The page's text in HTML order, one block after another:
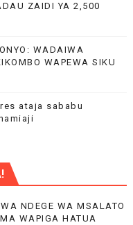
ZAIDI YA 2,500
WADAIWA
WAPEWA SIKU
ataja sababu
NDEGE WA MSALATO
WAPIGA HATUA